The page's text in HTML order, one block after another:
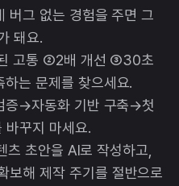
버그 없는 경험을 주면 그
돼요.
고통 ②2배 개선 ③30초
는 문제를 찾으세요.
증→자동화 기반 구축→첫
바꾸지 마세요.
츠 초안을 AI로 작성하고,
보해 제작 주기를 절반으로